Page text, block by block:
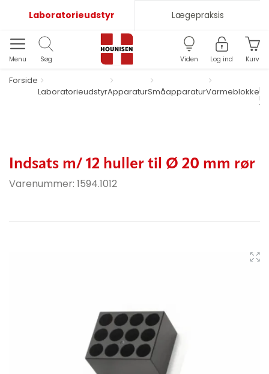
Laboratorieudstyr Lægepraksis
Menu Søg Viden Log ind Kurv
Forside
LaboratorieudstyrApparaturSmåapparaturVarmeblokke
Indsats m/ 12 huller til Ø 20 mm rør
Varenummer: 1594.1012